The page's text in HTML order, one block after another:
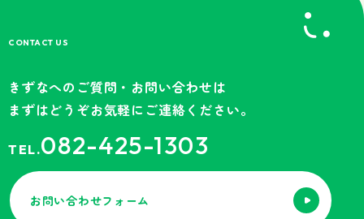
CONTACT US
きずなへのご質問・お問い合わせは
まずはどうぞお気軽にご連絡ください。
TEL.082-425-1303
お問い合わせフォーム